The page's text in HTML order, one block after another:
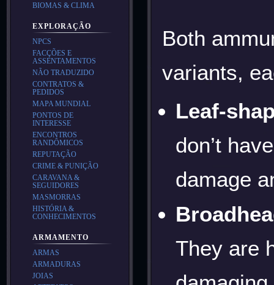
Both
variants,
Leaf-
don’t
damage
They are
BIOMAS & CLIMA
EXPLORAÇÃO
NPCS
FACÇÕES E
ASSENTAMENTOS
NÃO TRADUZIDO
CONTRATOS &
PEDIDOS
MAPA MUNDIAL
PONTOS DE
INTERESSE
ENCONTROS
RANDÔMICOS
REPUTAÇÃO
CRIME & PUNIÇÃO
CARAVANA &
SEGUIDORES
MASMORRAS
HISTÓRIA &
CONHECIMENTOS
ARMAMENTO
ARMAS
ARMADURAS
JOIAS